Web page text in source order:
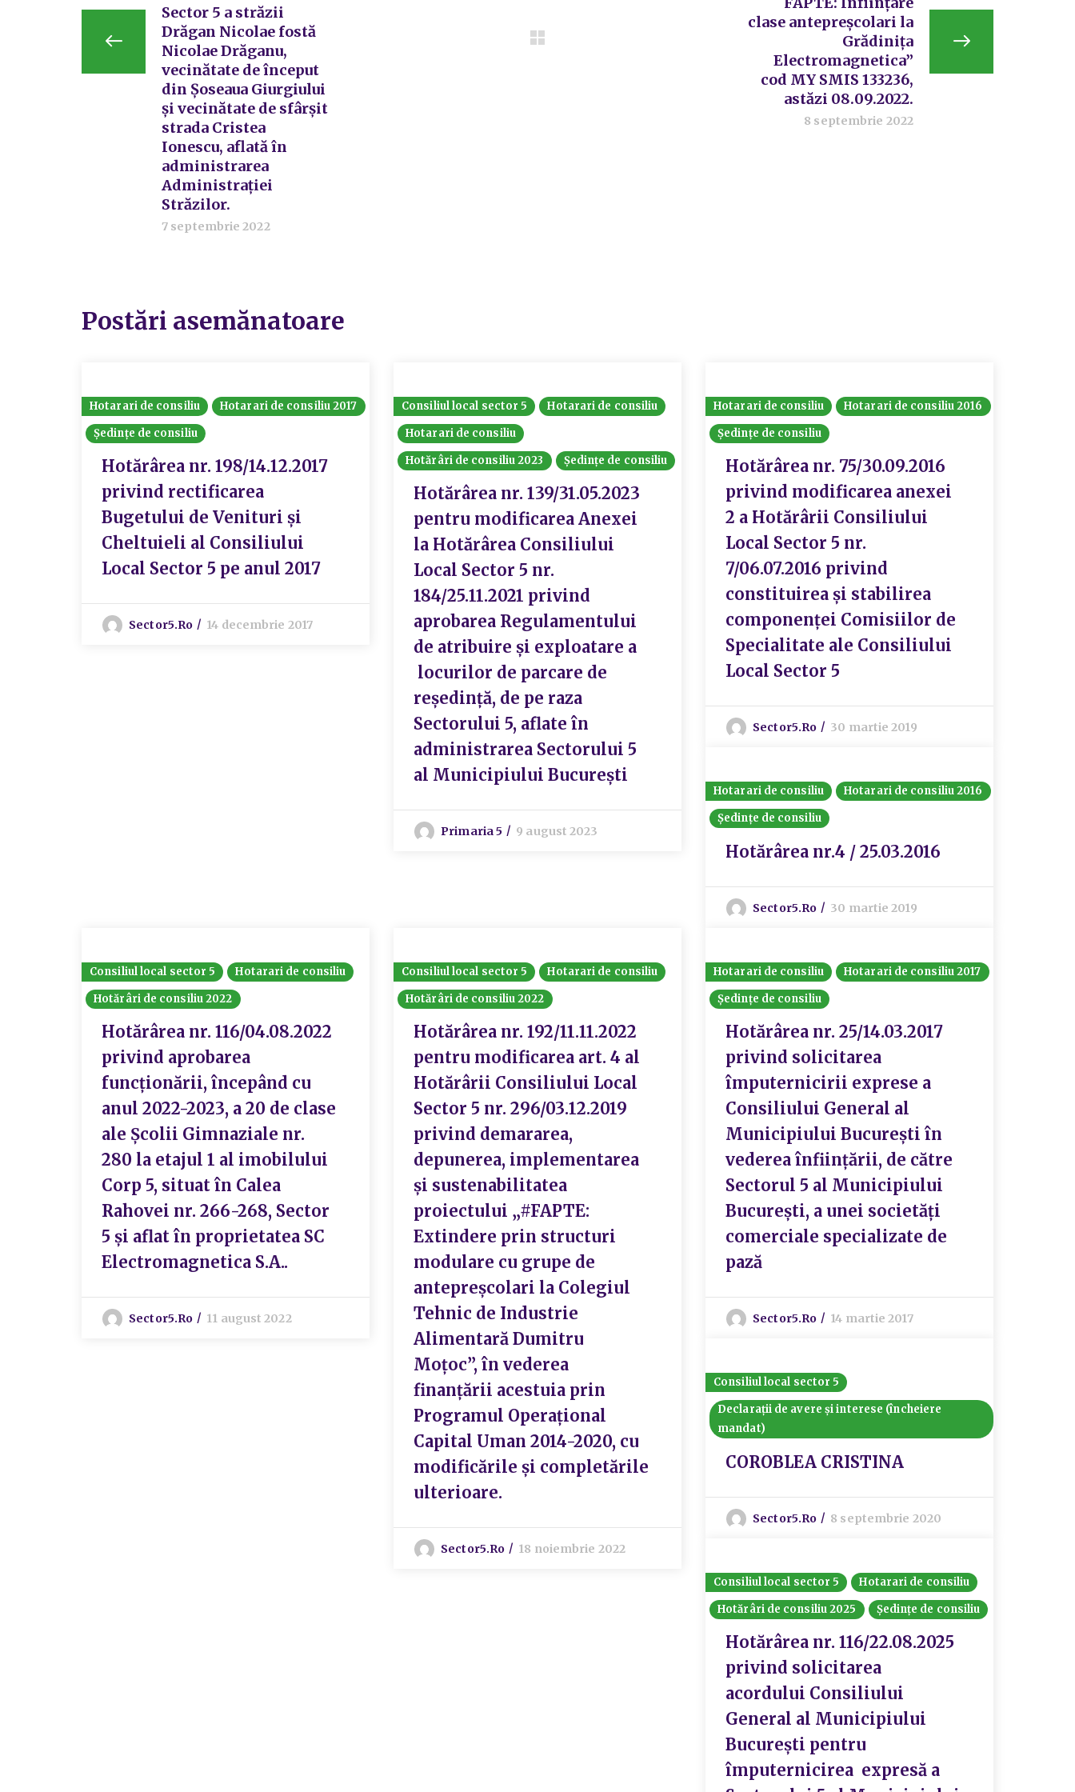
Sector 5 a străzii
Drăgan Nicolae fostă
Nicolae Drăganu,
vecinătate de început
din Șoseaua Giurgiului
și vecinătate de sfârșit
strada Cristea
Ionescu, aflată în
administrarea
Administrației
Străzilor.
7 septembrie 2022
clase antepreșcolari la
Grădinița
Electromagnetica”
cod MY SMIS 133236,
astăzi 08.09.2022.
8 septembrie 2022
Postări asemănatoare
Hotarari de consiliu
Hotarari de consiliu 2017
Ședințe de consiliu
Hotărârea nr. 198/14.12.2017
privind rectificarea
Bugetului de Venituri și
Cheltuieli al Consiliului
Local Sector 5 pe anul 2017
Sector5.ro 14 decembrie 2017
Consiliul local sector 5
Hotarari de consiliu
Hotarari de consiliu
Hotărâri de consiliu 2023
Ședințe de consiliu
Hotărârea nr. 139/31.05.2023
pentru modificarea Anexei
la Hotărârea Consiliului
Local Sector 5 nr.
184/25.11.2021 privind
aprobarea Regulamentului
de atribuire și exploatare a
locurilor de parcare de
reședință, de pe raza
Sectorului 5, aflate în
administrarea Sectorului 5
al Municipiului București
Primaria 5 9 august 2023
Hotarari de consiliu
Hotarari de consiliu 2016
Ședințe de consiliu
Hotărârea nr. 75/30.09.2016
privind modificarea anexei
2 a Hotărârii Consiliului
Local Sector 5 nr.
7/06.07.2016 privind
constituirea și stabilirea
componenței Comisiilor de
Specialitate ale Consiliului
Local Sector 5
Sector5.ro 30 martie 2019
Hotarari de consiliu
Hotarari de consiliu 2016
Ședințe de consiliu
Hotărârea nr.4 / 25.03.2016
Sector5.ro 30 martie 2019
Consiliul local sector 5
Hotarari de consiliu
Hotărâri de consiliu 2022
Hotărârea nr. 116/04.08.2022
privind aprobarea
funcționării, începând cu
anul 2022-2023, a 20 de clase
ale Școlii Gimnaziale nr.
280 la etajul 1 al imobilului
Corp 5, situat în Calea
Rahovei nr. 266-268, Sector
5 și aflat în proprietatea SC
Electromagnetica S.A..
Sector5.ro 11 august 2022
Consiliul local sector 5
Hotarari de consiliu
Hotărâri de consiliu 2022
Hotărârea nr. 192/11.11.2022
pentru modificarea art. 4 al
Hotărârii Consiliului Local
Sector 5 nr. 296/03.12.2019
privind demararea,
depunerea, implementarea
și sustenabilitatea
proiectului „#FAPTE:
Extindere prin structuri
modulare cu grupe de
antepreșcolari la Colegiul
Tehnic de Industrie
Alimentară Dumitru
Moțoc”, în vederea
finanțării acestuia prin
Programul Operațional
Capital Uman 2014-2020, cu
modificările și completările
ulterioare.
Sector5.ro 18 noiembrie 2022
Hotarari de consiliu
Hotarari de consiliu 2017
Ședințe de consiliu
Hotărârea nr. 25/14.03.2017
privind solicitarea
împuternicirii exprese a
Consiliului General al
Municipiului București în
vederea înființării, de către
Sectorul 5 al Municipiului
București, a unei societăți
comerciale specializate de
pază
Sector5.ro 14 martie 2017
Consiliul local sector 5
Declarații de avere și interese (încheiere
mandat)
COROBLEA CRISTINA
Sector5.ro 8 septembrie 2020
Consiliul local sector 5
Hotarari de consiliu
Hotărâri de consiliu 2025
Ședințe de consiliu
Hotărârea nr. 116/22.08.2025
privind solicitarea
acordului Consiliului
General al Municipiului
București pentru
împuternicirea expresă a